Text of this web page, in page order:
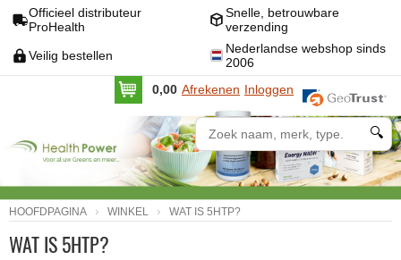
Officieel distributeur
ProHealth
Snelle, betrouwbare
verzending
Veilig bestellen
Nederlandse webshop sinds
2006
0,00 Afrekenen Inloggen
🔍
HOOFDPAGINA WINKEL WAT IS 5HTP?
WAT IS 5HTP?